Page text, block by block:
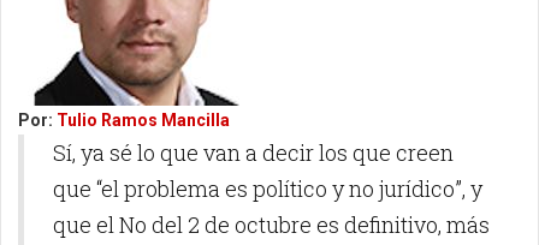
Por: Tulio Ramos Mancilla
Sí, ya sé lo que van a decir los que creen
que “el problema es político y no jurídico”, y
que el No del 2 de octubre es definitivo, más